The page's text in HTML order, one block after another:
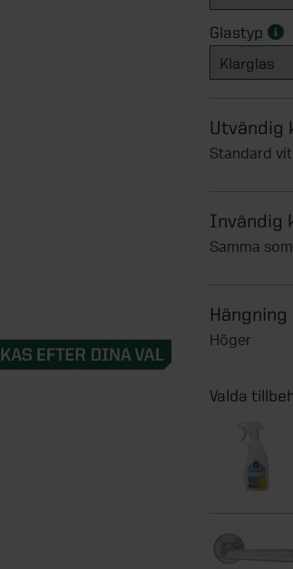
Glastyp
Utvändig
Standard vit
Invändig
Samma
Hängning
Höger